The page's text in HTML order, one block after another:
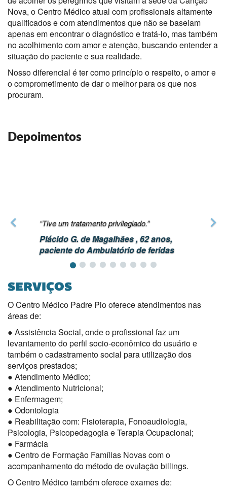
Nova, o Centro Médico atual com profissionais altamente
qualificados e com atendimentos que não se baseiam
apenas em encontrar o diagnóstico e tratá-lo, mas também
no acolhimento com amor e atenção, buscando entender a
situação do paciente e sua realidade.
Nosso diferencial é ter como princípio o respeito, o amor e
o comprometimento de dar o melhor para os que nos
procuram.
Depoimentos
“Tive um tratamento privilegiado.”
Plácido G. de Magalhães , 62 anos,
paciente do Ambulatório de feridas
SERVIÇOS
O Centro Médico Padre Pio oferece atendimentos nas
áreas de:
● Assistência Social, onde o profissional faz um
levantamento do perfil socio-econômico do usuário e
também o cadastramento social para utilização dos
serviços prestados;
● Atendimento Médico;
● Atendimento Nutricional;
● Enfermagem;
● Odontologia
● Reabilitação com: Fisioterapia, Fonoaudiologia,
Psicologia, Psicopedagogia e Terapia Ocupacional;
● Farmácia
● Centro de Formação Famílias Novas com o
acompanhamento do método de ovulação billings.
O Centro Médico também oferece exames de: